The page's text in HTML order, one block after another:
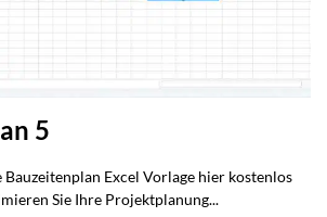
5
Bauzeitenplan Excel Vorlage hier kostenlos
Sie Ihre Projektplanung...